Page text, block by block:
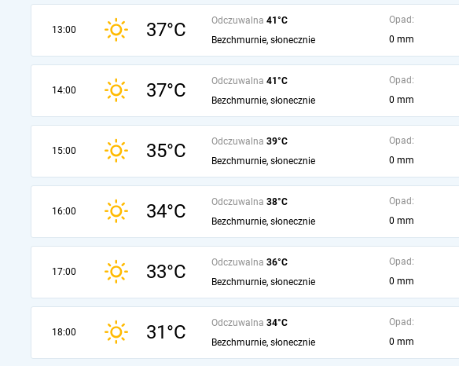
13:00 37°C Odczuwalna 41°C
Bezchmurnie, słonecznie
Opad:
0 mm
14:00 37°C Odczuwalna 41°C
Bezchmurnie, słonecznie
Opad:
0 mm
15:00 35°C Odczuwalna 39°C
Bezchmurnie, słonecznie
Opad:
0 mm
16:00 34°C Odczuwalna 38°C
Bezchmurnie, słonecznie
Opad:
0 mm
17:00 33°C Odczuwalna 36°C
Bezchmurnie, słonecznie
Opad:
0 mm
18:00 31°C Odczuwalna 34°C
Bezchmurnie, słonecznie
Opad:
0 mm